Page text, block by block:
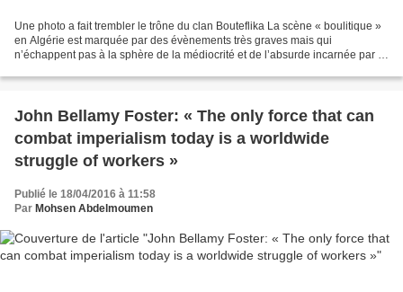
Une photo a fait trembler le trône du clan Bouteflika La scène « boulitique »
en Algérie est marquée par des évènements très graves mais qui
n’échappent pas à la sphère de la médiocrité et de l’absurde incarnée par le
John Bellamy Foster: « The only force that can
combat imperialism today is a worldwide
struggle of workers »
Publié le 18/04/2016 à 11:58
Par Mohsen Abdelmoumen